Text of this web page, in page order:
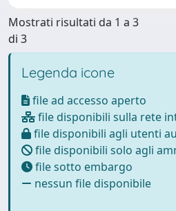
Mostrati risultati da 1 a 3
di 3
Legenda icone
file ad accesso aperto
file disponibili sulla rete
file disponibili agli utenti
file disponibili solo agli
file sotto embargo
nessun file disponibile